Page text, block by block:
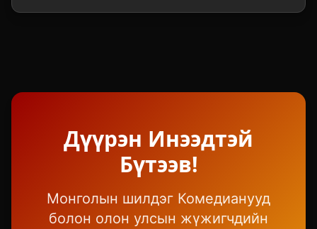
Дүүрэн Инээдтэй
Бүтээв!
Монголын шилдэг Комедианууд
болон олон улсын жүжигчдийн